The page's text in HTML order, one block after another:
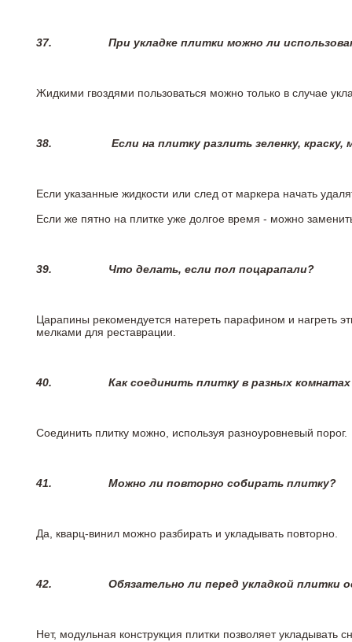
37. При укладке плитки можно ли
Жидкими гвоздями пользоваться можно только в случае
38. Если на плитку разлить зеленку,
Если указанные жидкости или след от маркера начать
Если же пятно на плитке уже долгое время - можно
39. Что делать, если пол поцарапали?
Царапины рекомендуется натереть парафином и нагреть
мелками для реставрации.
40. Как соединить плитку в разных
Соединить плитку можно, используя разноуровневый порог.
41. Можно ли повторно собирать плитку?
Да, кварц-винил можно разбирать и укладывать повторно.
42. Обязательно ли перед укладкой плитки
Нет, модульная конструкция плитки позволяет